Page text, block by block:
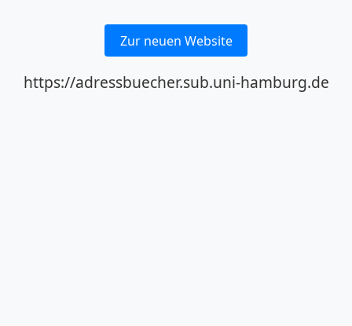
Zur neuen Website
https://adressbuecher.sub.uni-hamburg.de